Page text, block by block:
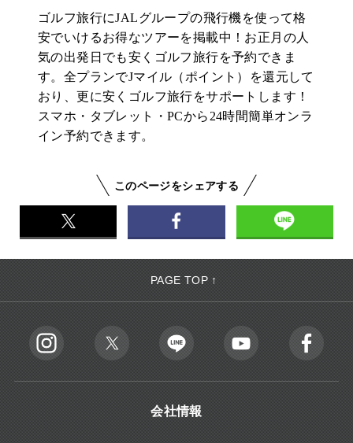
ゴルフ旅行にJALグループの飛行機を使って格
安でいけるお得なツアーを掲載中！お正月の人
気の出発日でも安くゴルフ旅行を予約できま
す。全プランでJマイル（ポイント）を還元して
おり、更に安くゴルフ旅行をサポートします！
スマホ・タブレット・PCから24時間簡単オンラ
イン予約できます。
このページをシェアする
PAGE TOP ↑
会社情報